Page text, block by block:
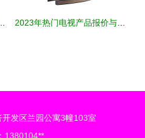
发区兰园公寓3幢103室
1380104**